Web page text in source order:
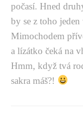
počasí. Hned
by se z toho
Mimochodem
a lízátko čeká na
Hmm, když tvá
sakra máš?!